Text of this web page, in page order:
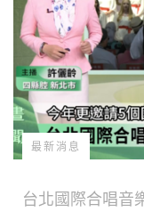
最新消息
台北國際合唱音